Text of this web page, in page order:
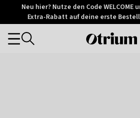
Otrium
Trustpilot
Neu hier? Nutze den Code WELCOME
Extra-Rabatt auf deine erste
Otrium
Categories